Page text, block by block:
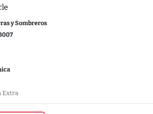
y Sombreros
Extra